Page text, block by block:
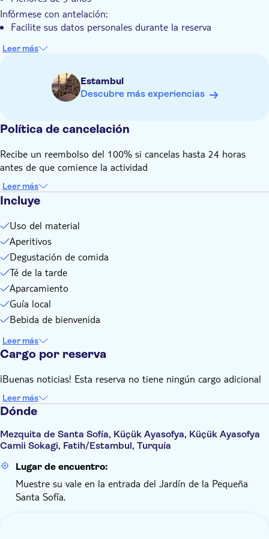
una perfecta delicia turca
Infórmese con antelación:
Facilite sus datos personales durante la reserva
Leer más
Estambul
Descubre más experiencias
Política de cancelación
Recibe un reembolso del 100% si cancelas hasta 24 horas
antes de que comience la actividad
Leer más
Incluye
Uso del material
Aperitivos
Degustación de comida
Té de la tarde
Aparcamiento
Guía local
Bebida de bienvenida
Leer más
Cargo por reserva
¡Buenas noticias! Esta reserva no tiene ningún cargo adicional
Leer más
Dónde
Mezquita de Santa Sofía, Küçük Ayasofya, Küçük Ayasofya
Camii Sokagi, Fatih/Estambul, Turquía
Lugar de encuentro:
Muestre su vale en la entrada del Jardín de la Pequeña
Santa Sofía.